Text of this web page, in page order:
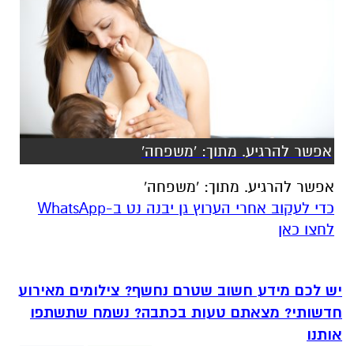
אפשר להרגיע. מתוך: 'משפחה'
אפשר להרגיע. מתוך: 'משפחה'
‏כדי לעקוב אחרי הערוץ גן יבנה נט ב-WhatsApp
לחצו כאן
יש לכם מידע חשוב שטרם נחשף? צילומים מאירוע
חדשותי? מצאתם טעות בכתבה? נשמח שתשתפו
אותנו